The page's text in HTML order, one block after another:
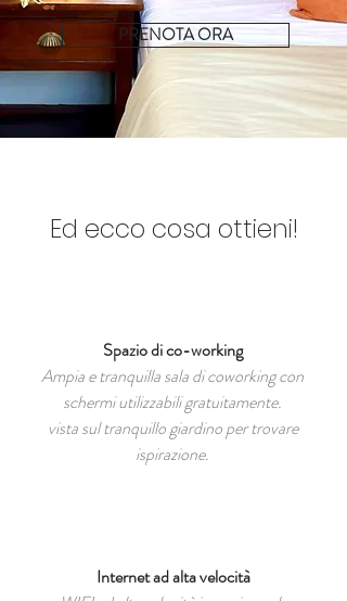
PRENOTA ORA
Ed ecco cosa ottieni!
Spazio di co-working
Ampia e tranquilla sala di coworking con
schermi utilizzabili gratuitamente.
vista sul tranquillo giardino per trovare
ispirazione.
Internet ad alta velocità